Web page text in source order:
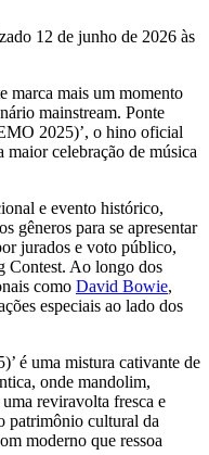
12 de junho de 2026 às
marca mais um momento
mainstream. Ponte
2025)’, o hino oficial
maior celebração de música
e evento histórico,
gêneros para se apresentar
jurados e voto público,
Contest. Ao longo dos
como David Bowie,
especiais ao lado dos
é uma mistura cativante de
onde mandolim,
reviravolta fresca e
patrimônio cultural da
moderno que ressoa